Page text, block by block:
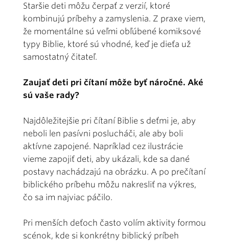
Staršie deti môžu čerpať z verzií, ktoré
kombinujú príbehy a zamyslenia. Z praxe viem,
že momentálne sú veľmi obľúbené komiksové
typy Biblie, ktoré sú vhodné, keď je dieťa už
samostatný čitateľ.
Zaujať deti pri čítaní môže byť náročné. Aké
sú vaše rady?
Najdôležitejšie pri čítaní Biblie s deťmi je, aby
neboli len pasívni poslucháči, ale aby boli
aktívne zapojené. Napríklad cez ilustrácie
vieme zapojiť deti, aby ukázali, kde sa dané
postavy nachádzajú na obrázku. A po prečítaní
biblického príbehu môžu nakresliť na výkres,
čo sa im najviac páčilo.
Pri menších deťoch často volím aktivity formou
scénok, kde si konkrétny biblický príbeh